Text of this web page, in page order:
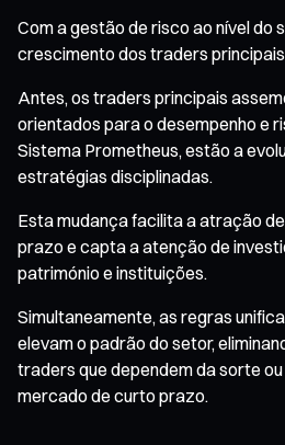
Com a gestão de risco ao nível do
crescimento dos traders
Antes, os traders principais
orientados para o desempenho e
Sistema Prometheus, estão a
estratégias disciplinadas.
Esta mudança facilita a atração
prazo e capta a atenção de
património e instituições.
Simultaneamente, as regras
elevam o padrão do setor,
traders que dependem da sorte
mercado de curto prazo.